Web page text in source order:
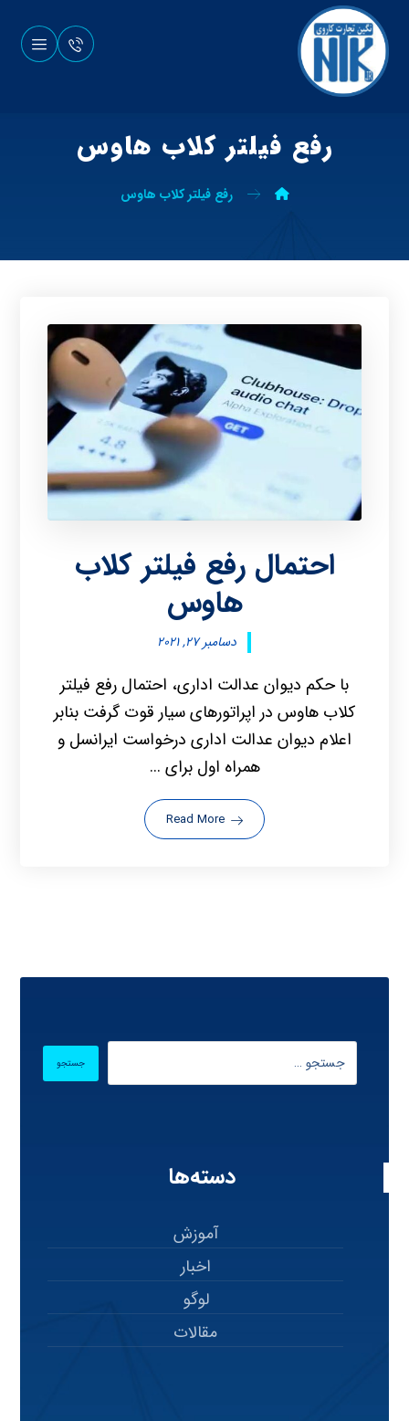
رفع فیلتر کلاب هاوس
رفع فیلتر کلاب هاوس
احتمال رفع فیلتر کلاب
هاوس
دسامبر ۲۷, ۲۰۲۱
با حکم دیوان عدالت اداری، احتمال رفع فیلتر
کلاب هاوس در اپراتورهای سیار قوت گرفت بنابر
اعلام دیوان عدالت اداری درخواست ایرانسل و
همراه اول برای ...
Read More
دسته‌ها
آموزش
اخبار
لوگو
مقالات